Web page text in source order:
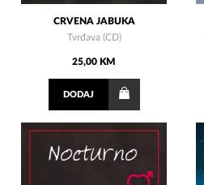
CRVENA JABUKA
Tvrđava (CD)
25,00 KM
DODAJ